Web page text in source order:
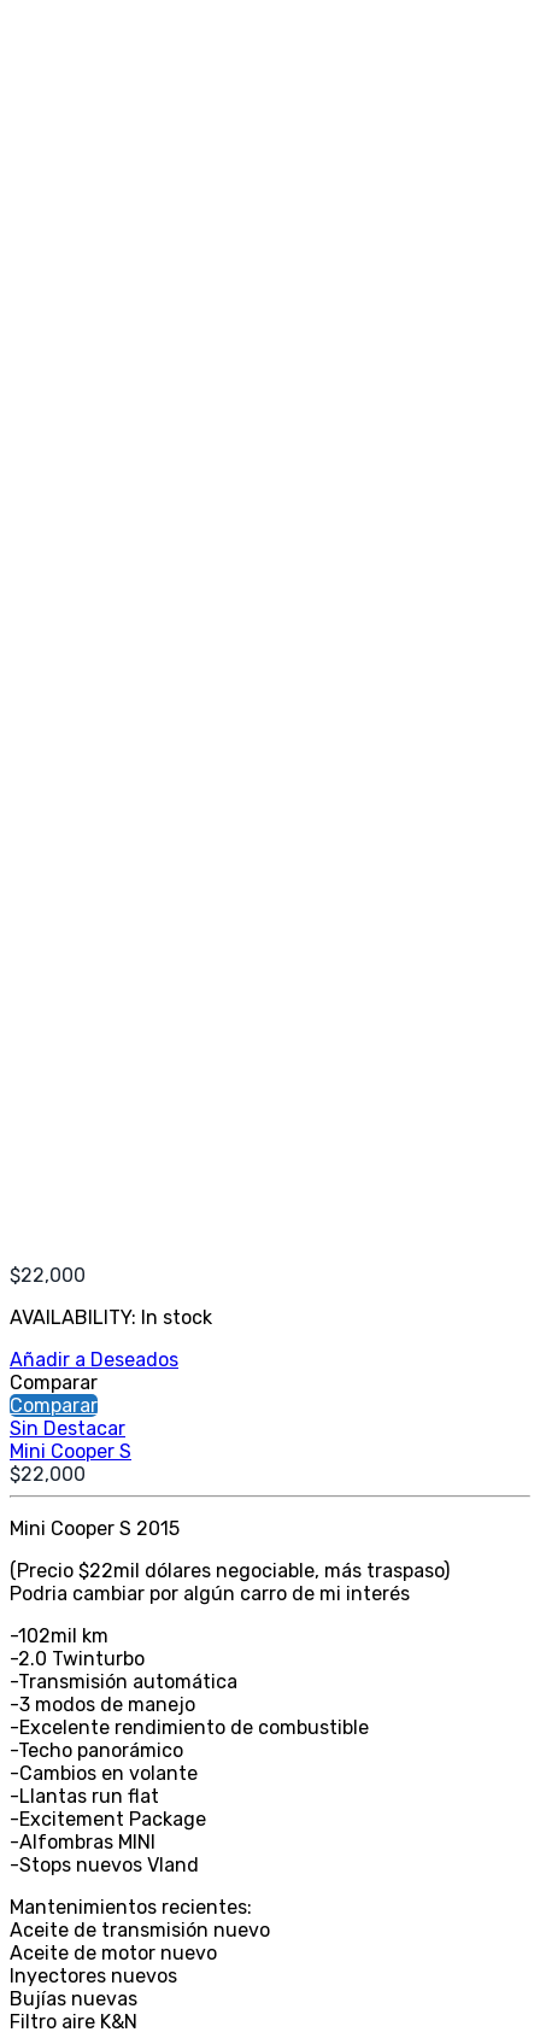
$22,000
AVAILABILITY: In stock
Añadir a Deseados
Comparar
Comparar
Sin Destacar
Mini Cooper S
$22,000
Mini Cooper S 2015
(Precio $22mil dólares negociable, más traspaso)
Podria cambiar por algún carro de mi interés
-102mil km
-2.0 Twinturbo
-Transmisión automática
-3 modos de manejo
-Excelente rendimiento de combustible
-Techo panorámico
-Cambios en volante
-Llantas run flat
-Excitement Package
-Alfombras MINI
-Stops nuevos Vland
Mantenimientos recientes:
Aceite de transmisión nuevo
Aceite de motor nuevo
Inyectores nuevos
Bujías nuevas
Filtro aire K&N